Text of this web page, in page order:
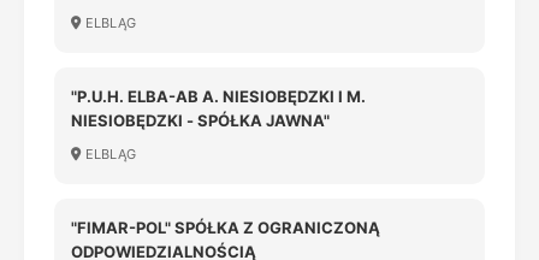
JAROSŁAW PARZYCH SPÓŁKA JAWNA
ELBLĄG
"P.U.H. ELBA-AB A. NIESIOBĘDZKI I M.
NIESIOBĘDZKI - SPÓŁKA JAWNA"
ELBLĄG
"FIMAR-POL" SPÓŁKA Z OGRANICZONĄ
ODPOWIEDZIALNOŚCIĄ